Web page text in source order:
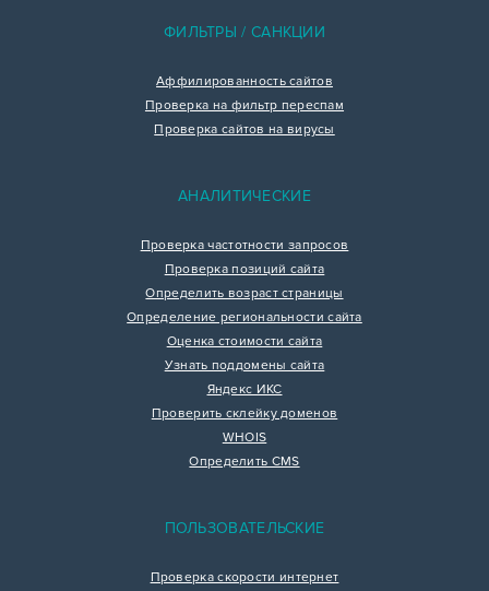
ФИЛЬТРЫ / САНКЦИИ
Аффилированность сайтов
Проверка на фильтр переспам
Проверка сайтов на вирусы
АНАЛИТИЧЕСКИЕ
Проверка частотности запросов
Проверка позиций сайта
Определить возраст страницы
Определение региональности сайта
Оценка стоимости сайта
Узнать поддомены сайта
Яндекс ИКС
Проверить склейку доменов
WHOIS
Определить CMS
ПОЛЬЗОВАТЕЛЬСКИЕ
Проверка скорости интернет